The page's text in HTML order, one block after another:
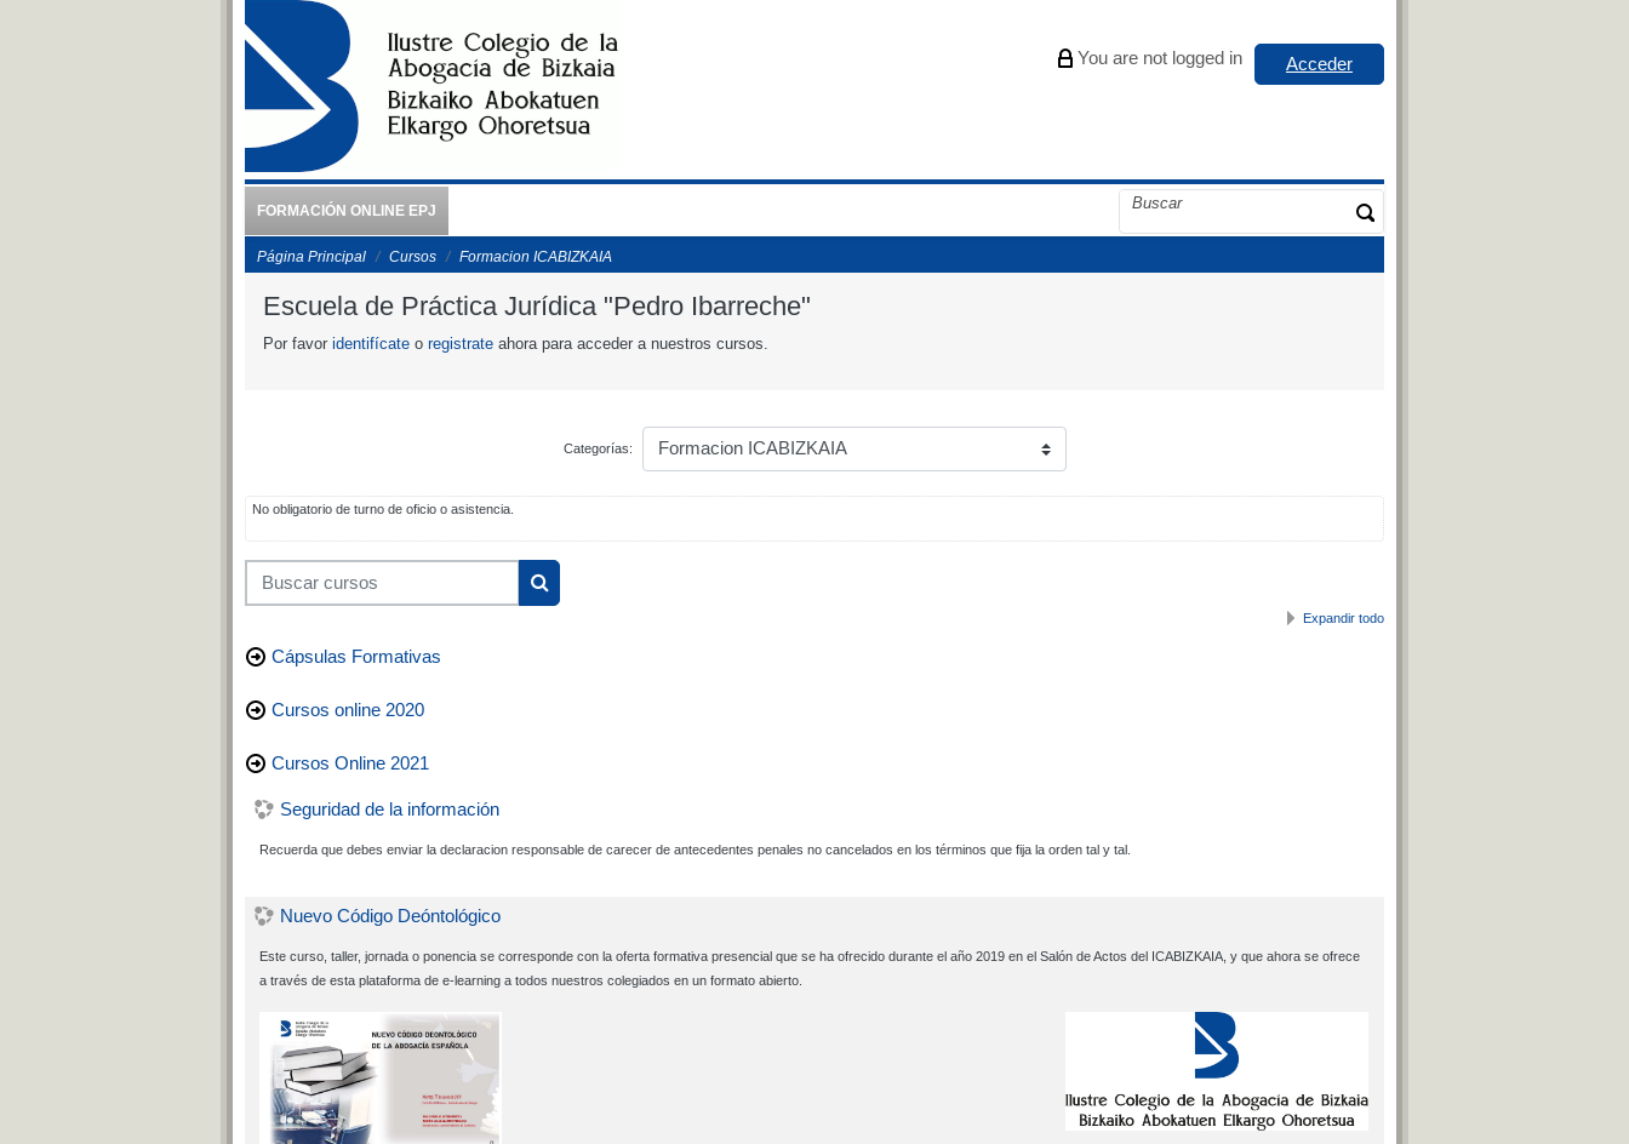
You are not logged in Acceder
FORMACIÓN ONLINE EPJ
Página Principal Cursos Formacion ICABIZKAIA
Escuela de Práctica Jurídica "Pedro Ibarreche"
Por favor identifícate o registrate ahora para acceder a nuestros cursos.
Categorías:
No obligatorio de turno de oficio o asistencia.
Buscar cursos
Buscar cursos Expandir todo
Cápsulas Formativas
Cursos online 2020
Cursos Online 2021
Seguridad de la información
Recuerda que debes enviar la declaracion responsable de carecer de antecedentes penales no cancelados en los términos que fija la orden tal y tal.
Nuevo Código Deóntológico
Este curso, taller, jornada o ponencia se corresponde con la oferta formativa presencial que se ha ofrecido durante el año 2019 en el Salón de Actos del ICABIZKAIA, y que ahora se ofrece
a través de esta plataforma de e-learning a todos nuestros colegiados en un formato abierto.